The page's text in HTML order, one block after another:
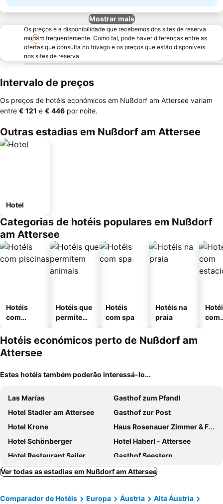
Mostrar mais
Os preços e a disponibilidade que recebemos dos sites de reserva
mudam frequentemente. Como tal, pode haver diferenças entre as
ofertas que consulta no trivago e os preços que estão disponíveis
nos sites de reserva.
Intervalo de preços
Os preços de hotéis económicos em Nußdorf am Attersee variam
entre ‎€ 121 e ‎€ 446 por noite.
Outras estadias em Nußdorf am Attersee
Hotel
Categorias de hotéis populares em Nußdorf
am Attersee
Hotéis
com
Hotéis que
permitem
Hotéis
com spa
Hotéis na
praia
com
Hotéis económicos perto de Nußdorf am
Attersee
Estes hotéis também poderão interessá-lo...
Las Marías
Gasthof zum Pfandl
Hotel Stadler am Attersee
Gasthof zur Post
Hotel Krone
Haus Rosenauer Zimmer & Ferienwohnungen
Hotel Schönberger
Hotel Haberl - Attersee
Hotel Restaurant Sailer
Gasthof Seestern
Gasthof Post
Seewirt
Cortisen am See
Hotel Seevilla Wolfgangsee
Ver todas as estadias em Nußdorf am Attersee
Comparador de Hotéis Europa Áustria
Alta Áustria